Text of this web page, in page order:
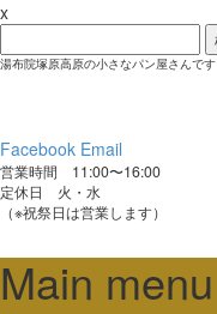
x
索:
湯布院塚原高原の小さなパン屋さんです
Facebook Email
営業時間 11:00〜16:00
定休日 火・水
（※祝祭日は営業します）
Main menu